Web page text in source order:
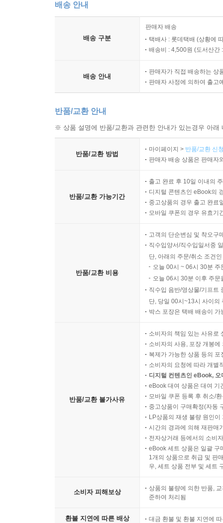
배송 안내
배송 구분
판매자 배송
택배사 : 롯데택배 (상황에
배송비 : 4,500원 (도서산간
배송 안내
판매자가 직접 배송하는 상
판매자 사정에 의하여 출고
반품/교환 안내
※ 상품 설명에 반품/교환과 관련한 안내가 있는경우 아
반품/교환 방법
마이페이지 > 반품/교환 신
판매자 배송 상품은 판매자
반품/교환 가능기간
출고 완료 후 10일 이내의
디지털 콘텐츠인 eBook의
중고상품의 경우 출고 완료
모바일 쿠폰의 경우 유효기
반품/교환 비용
고객의 단순변심 및 착오구
직수입양서/직수입일서중
단, 아래의 주문/취소 조건
오늘 00시 ~ 06시 30분
오늘 06시 30분 이후 주
직수입 음반/영상물/기프트
단, 당일 00시~13시 사이의
박스 포장은 택배 배송이
반품/교환 불가사유
소비자의 책임 있는 사유로
소비자의 사용, 포장 개봉
복제가 가능한 상품 등의
소비자의 요청에 따라 개별
디지털 컨텐츠인 eBook,
eBook 대여 상품은 대여 기
모바일 쿠폰 등록 후 취소/
중고상품이 구매확정(자동
LP상품의 재생 불량 원인
시간의 경과에 의해 재판매
전자상거래 등에서의 소비
eBook 세트 상품은 일괄 구
1개의 상품으로 취급 및 판
우, 세트 상품 전부 및 세트
소비자 피해보상
상품의 불량에 의한 반품,
준하여 처리됨
환불 지연에 따른 배상 대금 환불 및 환불 지연에